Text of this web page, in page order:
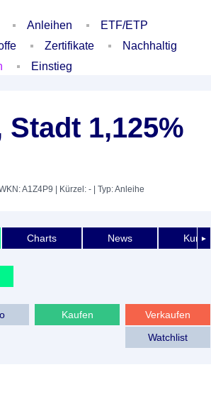
Anleihen
ETF/ETP
Zertifikate
Nachhaltig
Einstieg
1,125%
WKN: A1Z4P9 | Kürzel: - | Typ: Anleihe
►
Charts News
Verkaufen
Kaufen
Watchlist